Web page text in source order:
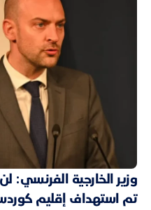
وزير الخارجية الفرنسي:
تم استهداف إقليم